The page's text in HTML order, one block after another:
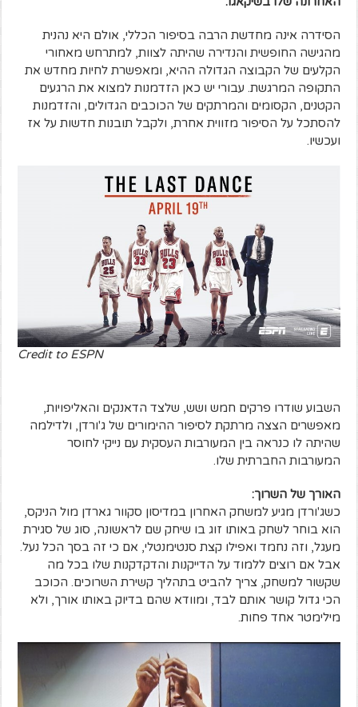
הסידרה אינה מחדשת הרבה בסיפור הכללי, אולם היא נהנית
מהגישה החופשית והנדירה שהיתה לצוות, למתרחש מאחורי
הקלעים של הקבוצה הגדולה ההיא, ומאפשרת לחיות מחדש את
התקופה המרגשת. עבורי יש כאן הזדמנות למצוא את הרגעים
הקטנים, הקסומים והמרתקים של הכוכבים הגדולים, והזדמנות
להסתכל על הסיפור מזווית אחרת, ולקבל תובנות חדשות על אז
ועכשיו.
Credit to ESPN
השבוע שודרו פרקים חמש ושש, שלצד הדאנקים והאליפויות,
מאפשרים הצצה מרתקת לסיפור ההימורים של ג'ורדן, ולדילמה
שהיתה לו כנראה בין המעורבות העסקית עם נייקי לחוסר
המעורבות החברתית שלו.
האורך של השרוך:
כשג'ורדן מגיע למשחק האחרון במדיסון סקוור גארדן מול הניקס,
הוא בוחר לשחק באותו זוג בו שיחק שם לראשונה, סוג של סגירת
מעגל, וזה נחמד ואפילו קצת סנטימנטלי, אם כי זה בסך הכל נעל.
אבל אם רוצים ללמוד על הדייקנות והדקדקנות שלו בכל מה
שקשור למשחק, צריך להביט בתהליך קשירת השרוכים. הכוכב
הכי גדול קושר אותם לבד, ומוודא שהם בדיוק באותו אורך, ולא
מילימטר אחד פחות.